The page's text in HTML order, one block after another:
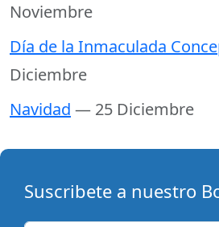
Noviembre
Día de la Inmaculada
Diciembre
Navidad — 25 Diciembre
Suscribete a nuestro